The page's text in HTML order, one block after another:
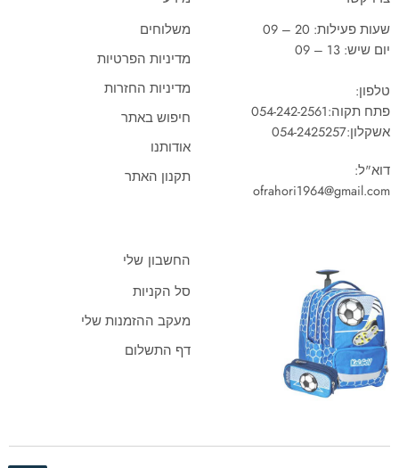
שעות פעילות: 20 – 09
יום שיש: 13 – 09
טלפון:
פתח תקוה:054-242-2561
אשקלון:054-2425257
דוא"ל:
ofrahori1964@gmail.com
משלוחים
מדיניות הפרטיות
מדיניות החזרות
חיפוש באתר
אודותנו
תקנון האתר
החשבון שלי
סל הקניות
מעקב ההזמנות שלי
דף התשלום